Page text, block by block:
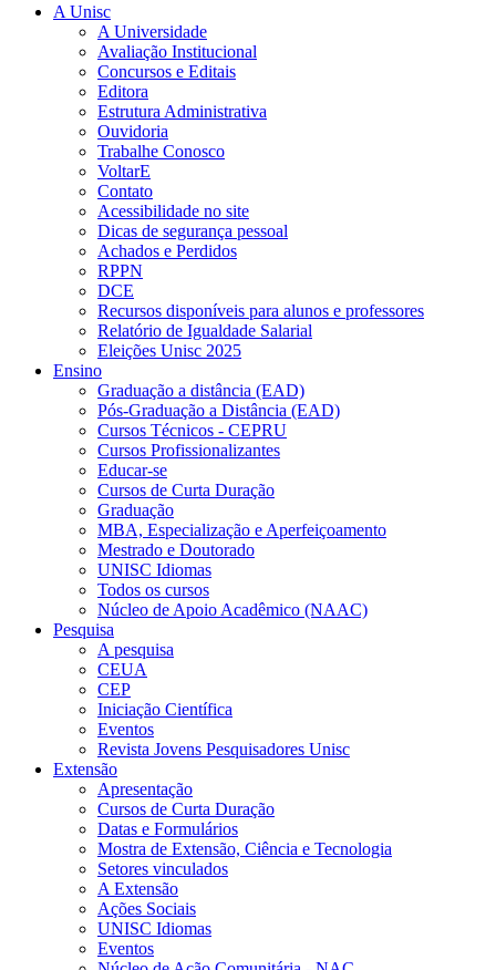
A Unisc
A Universidade
Avaliação Institucional
Concursos e Editais
Editora
Estrutura Administrativa
Ouvidoria
Trabalhe Conosco
VoltarE
Contato
Acessibilidade no site
Dicas de segurança pessoal
Achados e Perdidos
RPPN
DCE
Recursos disponíveis para alunos e professores
Relatório de Igualdade Salarial
Eleições Unisc 2025
Ensino
Graduação a distância (EAD)
Pós-Graduação a Distância (EAD)
Cursos Técnicos - CEPRU
Cursos Profissionalizantes
Educar-se
Cursos de Curta Duração
Graduação
MBA, Especialização e Aperfeiçoamento
Mestrado e Doutorado
UNISC Idiomas
Todos os cursos
Núcleo de Apoio Acadêmico (NAAC)
Pesquisa
A pesquisa
CEUA
CEP
Iniciação Científica
Eventos
Revista Jovens Pesquisadores Unisc
Extensão
Apresentação
Cursos de Curta Duração
Datas e Formulários
Mostra de Extensão, Ciência e Tecnologia
Setores vinculados
A Extensão
Ações Sociais
UNISC Idiomas
Eventos